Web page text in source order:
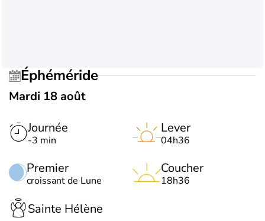
Éphéméride
Mardi 18 août
Journée
-3 min
Premier
croissant de Lune
Lever
04h36
Coucher
18h36
Sainte Hélène